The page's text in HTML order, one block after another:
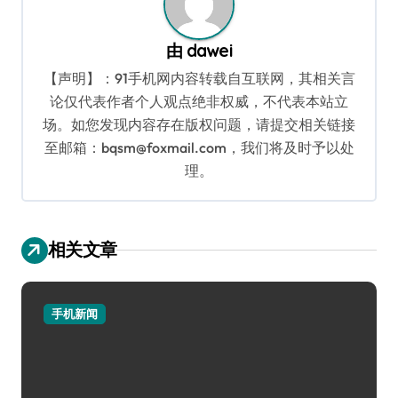
由 dawei
【声明】：91手机网内容转载自互联网，其相关言
论仅代表作者个人观点绝非权威，不代表本站立
场。如您发现内容存在版权问题，请提交相关链接
至邮箱：bqsm@foxmail.com，我们将及时予以处
理。
相关文章
手机新闻